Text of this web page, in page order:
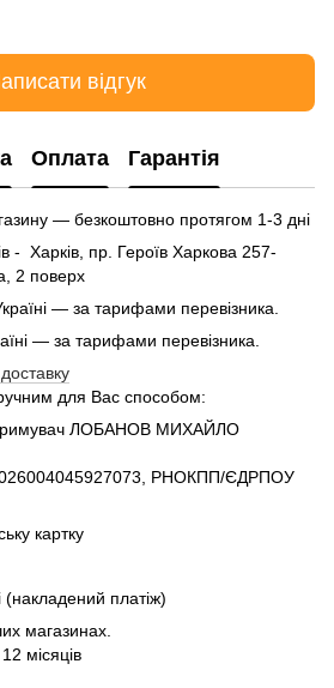
відгук
Оплата Гарантія
— безкоштовно протягом 1-3 дні
- Харків, пр. Героїв Харкова 257-
2 поверх
— за тарифами перевізника.
— за тарифами перевізника.
для Вас способом:
ЛОБАНОВ МИХАЙЛО
РНОКПП/ЄДРПОУ
картку
платіж)
магазинах.
місяців